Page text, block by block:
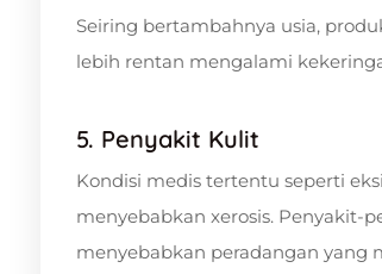
Seiring bertambahnya usia,
lebih rentan mengalami
5. Penyakit Kulit
Kondisi medis tertentu seperti
menyebabkan xerosis.
menyebabkan peradangan